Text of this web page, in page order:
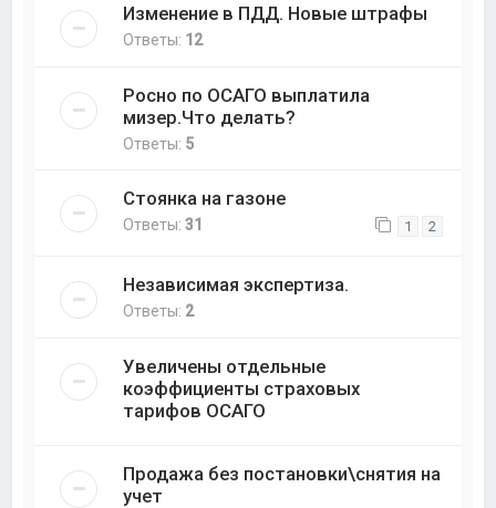
Изменение в ПДД. Новые штрафы
Ответы: 12
Росно по ОСАГО выплатила
мизер.Что делать?
Ответы: 5
Стоянка на газоне
Ответы:31 1 2
Независимая экспертиза.
Ответы: 2
Увеличены отдельные
коэффициенты страховых
тарифов ОСАГО
Продажа без постановки\снятия на
учет